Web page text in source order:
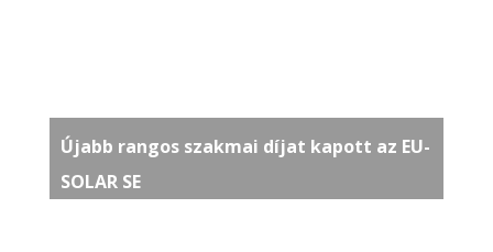
Újabb rangos szakmai díjat kapott az EU-
SOLAR SE